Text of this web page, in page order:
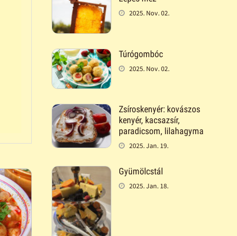
2025. Nov. 02.
Túrógombóc
2025. Nov. 02.
Zsíroskenyér: kovászos
kenyér, kacsazsír,
paradicsom, lilahagyma
2025. Jan. 19.
Gyümölcstál
2025. Jan. 18.